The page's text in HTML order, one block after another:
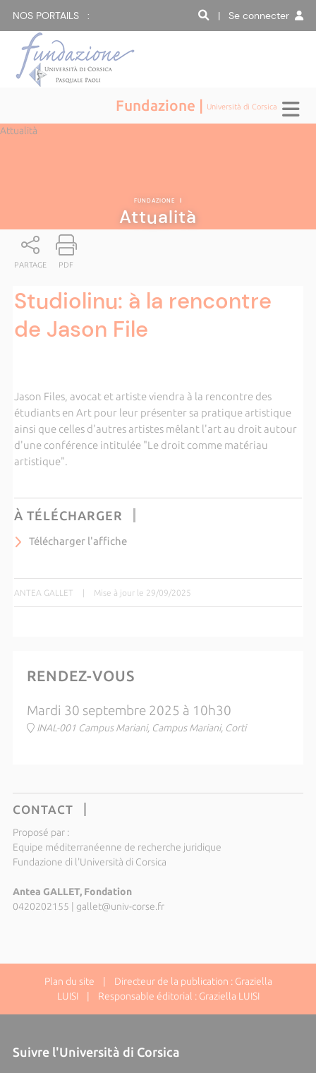
NOS PORTAILS : | Se connecter
Fundazione | Università di Corsica
Attualità
FUNDAZIONE |
Attualità
PARTAGE PDF
Studiolinu: à la rencontre
de Jason File
Jason Files, avocat et artiste viendra à la rencontre des
étudiants en Art pour leur présenter sa pratique artistique
ainsi que celles d'autres artistes mêlant l'art au droit autour
d'une conférence intitulée "Le droit comme matériau
artistique".
À TÉLÉCHARGER
Télécharger l'affiche
ANTEA GALLET | Mise à jour le 29/09/2025
RENDEZ-VOUS
Mardi 30 septembre 2025 à 10h30
INAL-001 Campus Mariani, Campus Mariani, Corti
CONTACT
Proposé par :
Equipe méditerranéenne de recherche juridique
Fundazione di l'Università di Corsica
Antea GALLET, Fondation
0420202155 | gallet@univ-corse.fr
Plan du site | Directeur de la publication : Graziella
LUISI | Responsable éditorial : Graziella LUISI
Suivre l'Università di Corsica